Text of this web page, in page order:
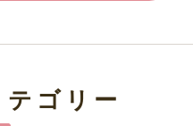
ゴリー